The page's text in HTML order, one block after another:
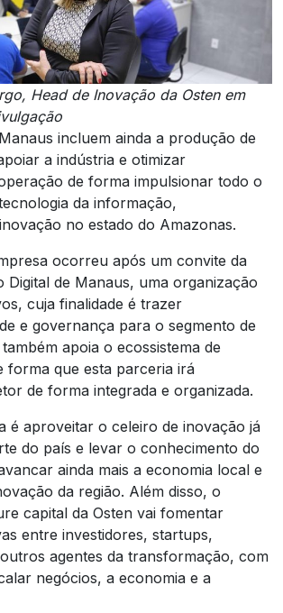
Head de Inovação da Osten em
incluem ainda a produção de
a indústria e otimizar
de forma impulsionar todo o
da informação,
no estado do Amazonas.
ocorreu após um convite da
Digital de Manaus, uma organização
cuja finalidade é trazer
e governança para o segmento de
apoia o ecossistema de
forma que esta parceria irá
de forma integrada e organizada.
é aproveitar o celeiro de inovação já
do país e levar o conhecimento do
ainda mais a economia local e
da região. Além disso, o
capital da Osten vai fomentar
entre investidores, startups,
agentes da transformação, com
negócios, a economia e a